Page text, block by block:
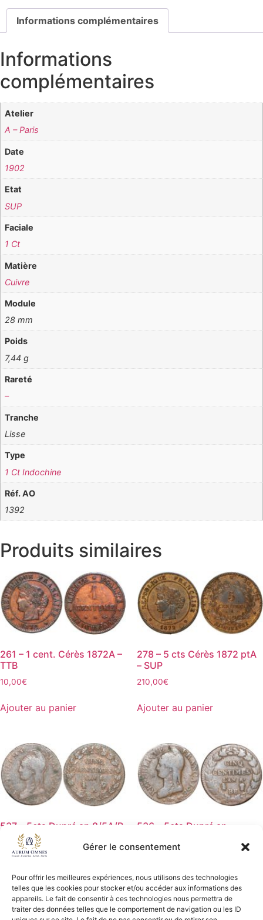
Gérer le consentement
Pour offrir les meilleures expériences, nous utilisons des technologies
telles que les cookies pour stocker et/ou accéder aux informations des
appareils. Le fait de consentir à ces technologies nous permettra de
traiter des données telles que le comportement de navigation ou les ID
Informations complémentaires
Informations
complémentaires
Atelier
A – Paris
Date
1902
Etat
SUP
Faciale
1 Ct
Matière
Cuivre
Module
28 mm
Poids
7,44 g
Rareté
–
Tranche
Lisse
Type
1 Ct Indochine
Réf. AO
1392
Produits similaires
261 – 1 cent. Cérès 1872A –
TTB
10,00€
Ajouter au panier
278 – 5 cts Cérès 1872 ptA
– SUP
210,00€
Ajouter au panier
537 – 5cts Dupré an 8/5A/B
coq/vase – TTB
119,00€
Ajouter au panier
536 – 5cts Dupré an
99,00
Ajouter au panier